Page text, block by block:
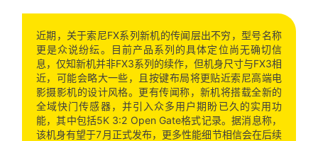
近期，关于索尼FX系列新机的传闻层出不穷，型号名称
更是众说纷纭。目前产品系列的具体定位尚无确切信
息，仅知新机并非FX3系列的续作，但机身尺寸与FX3相
近，可能会略大一些，且按键布局将更贴近索尼高端电
影摄影机的设计风格。更有传闻称，新机将搭载全新的
全域快门传感器，并引入众多用户期盼已久的实用功
能，其中包括5K 3:2 Open Gate格式记录。据消息称，
该机身有望于7月正式发布，更多性能细节相信会在后续